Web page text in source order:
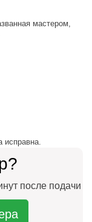
мастером,
исправна.
после подачи